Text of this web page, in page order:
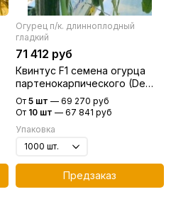
Огурец п/к. длинноплодный
гладкий
71 412 руб
Квинтус F1 семена огурца
партенокарпического (De
Ruiter Seeds / Де Ройтер
Сидс)
От 5 шт — 69 270 руб
От 10 шт — 67 841 руб
Упаковка
Предзаказ